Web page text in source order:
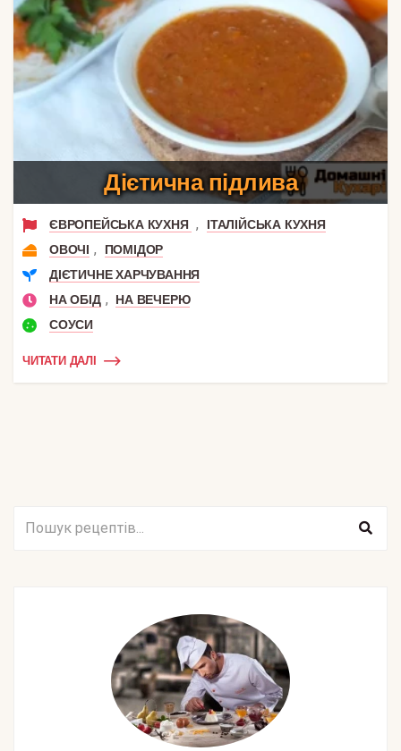
Дієтична підлива
ЄВРОПЕЙСЬКА КУХНЯ ,
ІТАЛІЙСЬКА КУХНЯ
ОВОЧІ ,
ПОМІДОР
ДІЄТИЧНЕ ХАРЧУВАННЯ
НА ОБІД ,
НА ВЕЧЕРЮ
СОУСИ
ЧИТАТИ ДАЛІ